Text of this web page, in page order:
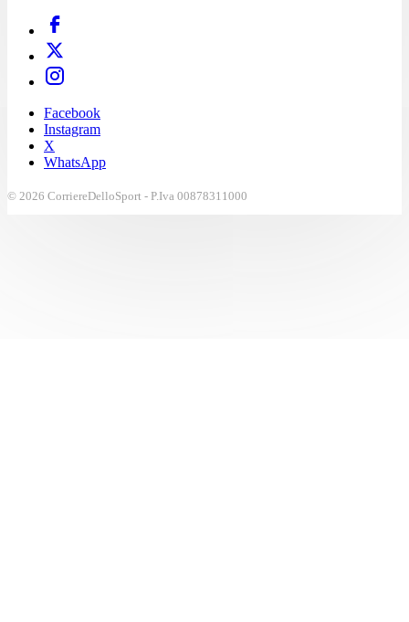
Facebook
Instagram
X
WhatsApp
© 2026 CorriereDelloSport - P.Iva 00878311000